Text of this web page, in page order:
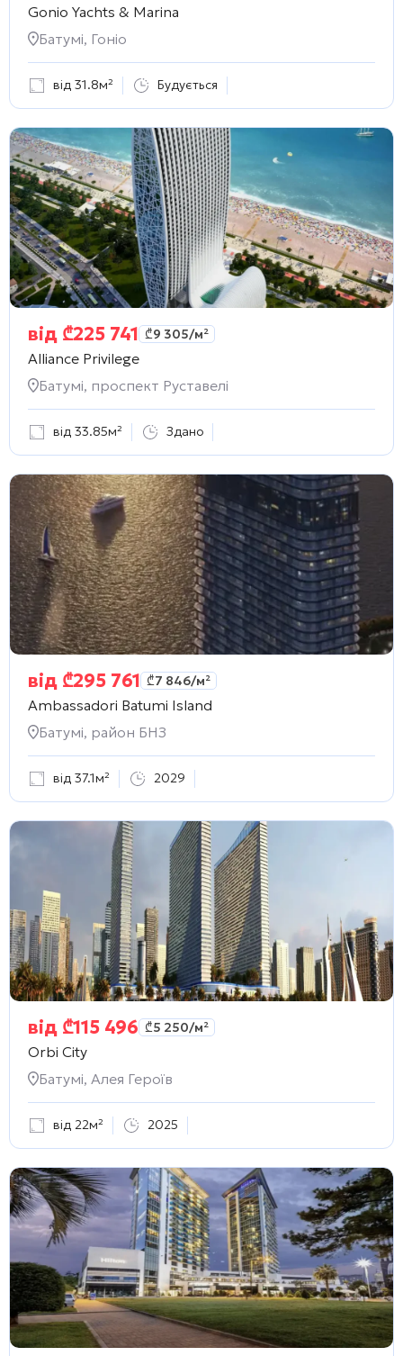
Gonio Yachts & Marina
Батумі, Гоніо
від 31.8м² Будується
від ₾225 741 ₾9 305/м²
Alliance Privilege
Батумі, проспект Руставелі
від 33.85м² Здано
від ₾295 761 ₾7 846/м²
Ambassadori Batumi Island
Батумі, район БНЗ
від 37.1м² 2029
від ₾115 496 ₾5 250/м²
Orbi City
Батумі, Алея Героїв
від 22м² 2025